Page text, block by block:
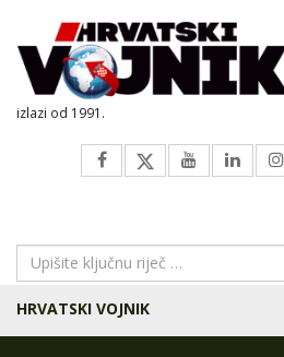
izlazi od 1991.
HRVATSKI VOJNIK